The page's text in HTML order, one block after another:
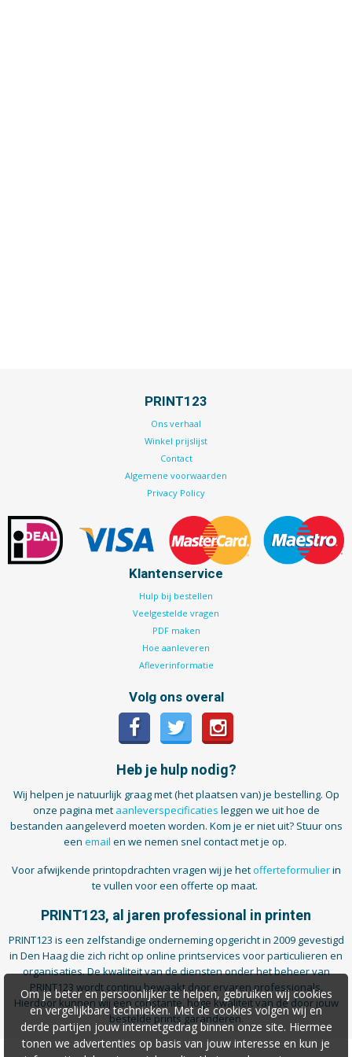
PRINT123
Ons verhaal
Winkel prijslijst
Contact
Algemene voorwaarden
Privacy Policy
Klantenservice
Hulp bij bestellen
Veelgestelde vragen
PDF maken
Hoe aanleveren
Afleverinformatie
Volg ons overal
Heb je hulp nodig?
Wij helpen je natuurlijk graag met (het plaatsen van) je bestelling. Op
onze pagina met aanleverspecificaties leggen we uit hoe de
bestanden aangeleverd moeten worden. Kom je er niet uit? Stuur ons
een email en we nemen snel contact met je op.
Voor afwijkende printopdrachten vragen wij je hetofferteformulierin
te vullen voor een offerte op maat.
PRINT123, al jaren professional in printen
PRINT123 is een zelfstandige onderneming opgericht in 2009 gevestigd
in Den Haag die zich richt op online printservices voor particulieren en
organisaties. De kwaliteit van de diensten onder het beheer van
PRINT123 wordt continu bewaakt door ervaren professionals.
Hierdoor kunnen wij een constante, hoge kwaliteit van de door jouw
bestelde prints garanderen.
Om je beter en persoonlijker te helpen, gebruiken wij cookies
en vergelijkbare technieken. Met de cookies volgen wij en
derde partijen jouw internetgedrag binnen onze site. Hiermee
tonen we advertenties op basis van jouw interesse en kun je